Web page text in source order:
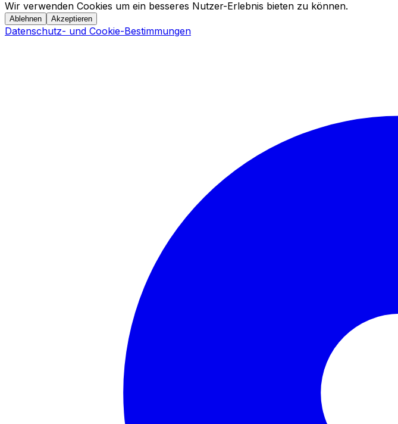
Wir verwenden Cookies um ein besseres Nutzer-Erlebnis bieten zu können.
Ablehnen Akzeptieren
Datenschutz- und Cookie-Bestimmungen